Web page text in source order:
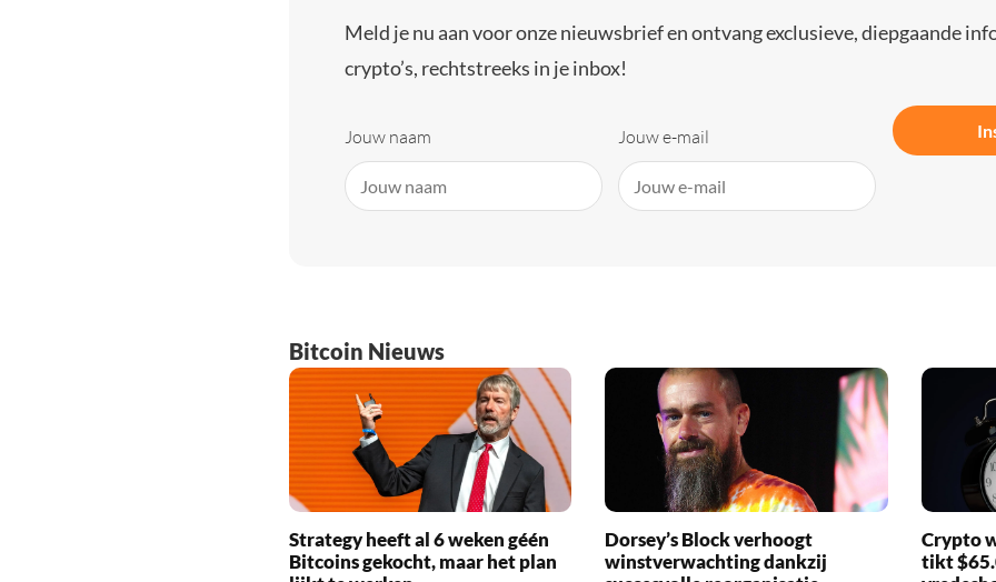
Meld je nu aan voor onze nieuwsbrief en ontvang exclusieve, diepgaande
crypto’s, rechtstreeks in je inbox!
Jouw naam Jouw e-mail
Bitcoin Nieuws
Strategy heeft al 6 weken géén
Bitcoins gekocht, maar het plan
Dorsey’s Block verhoogt
winstverwachting dankzij
Crypto
tikt